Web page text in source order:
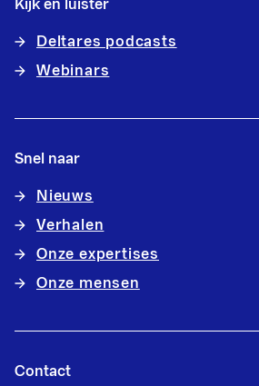
Kijk en luister
Deltares podcasts
Webinars
Snel naar
Nieuws
Verhalen
Onze expertises
Onze mensen
Contact